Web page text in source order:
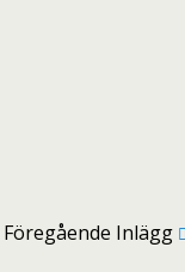
Föregående Inlägg